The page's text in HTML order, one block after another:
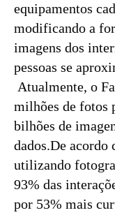
equipamentos
modificando a
imagens dos
pessoas se
Atualmente, o
milhões de fotos
bilhões de
dados.De acordo
utilizando
93% das
por 53% mais